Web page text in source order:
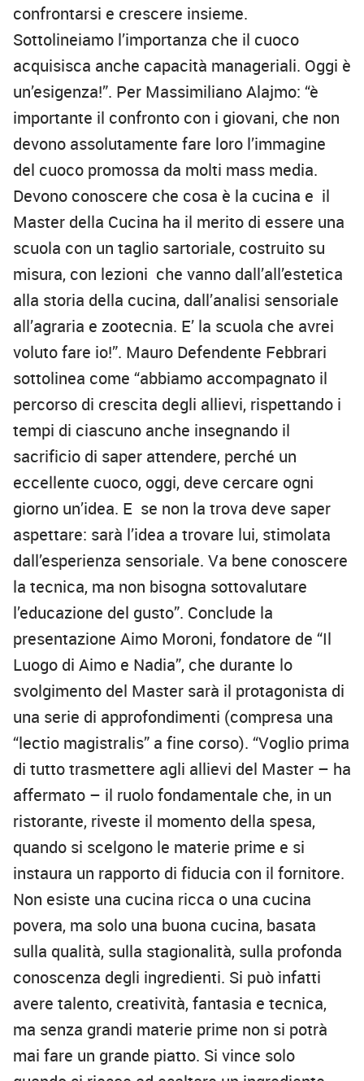
confrontarsi e crescere insieme.
Sottolineiamo l’importanza che il cuoco
acquisisca anche capacità manageriali. Oggi è
un’esigenza!”. Per Massimiliano Alajmo: “è
importante il confronto con i giovani, che non
devono assolutamente fare loro l’immagine
del cuoco promossa da molti mass media.
Devono conoscere che cosa è la cucina e il
Master della Cucina ha il merito di essere una
scuola con un taglio sartoriale, costruito su
misura, con lezioni che vanno dall’all’estetica
alla storia della cucina, dall’analisi sensoriale
all’agraria e zootecnia. E’ la scuola che avrei
voluto fare io!”. Mauro Defendente Febbrari
sottolinea come “abbiamo accompagnato il
percorso di crescita degli allievi, rispettando i
tempi di ciascuno anche insegnando il
sacrificio di saper attendere, perché un
eccellente cuoco, oggi, deve cercare ogni
giorno un’idea. E se non la trova deve saper
aspettare: sarà l’idea a trovare lui, stimolata
dall’esperienza sensoriale. Va bene conoscere
la tecnica, ma non bisogna sottovalutare
l’educazione del gusto”. Conclude la
presentazione Aimo Moroni, fondatore de “Il
Luogo di Aimo e Nadia”, che durante lo
svolgimento del Master sarà il protagonista di
una serie di approfondimenti (compresa una
“lectio magistralis” a fine corso). “Voglio prima
di tutto trasmettere agli allievi del Master – ha
affermato – il ruolo fondamentale che, in un
ristorante, riveste il momento della spesa,
quando si scelgono le materie prime e si
instaura un rapporto di fiducia con il fornitore.
Non esiste una cucina ricca o una cucina
povera, ma solo una buona cucina, basata
sulla qualità, sulla stagionalità, sulla profonda
conoscenza degli ingredienti. Si può infatti
avere talento, creatività, fantasia e tecnica,
ma senza grandi materie prime non si potrà
mai fare un grande piatto. Si vince solo